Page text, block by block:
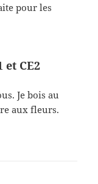
pour les
CE2
Je bois au
aux fleurs.